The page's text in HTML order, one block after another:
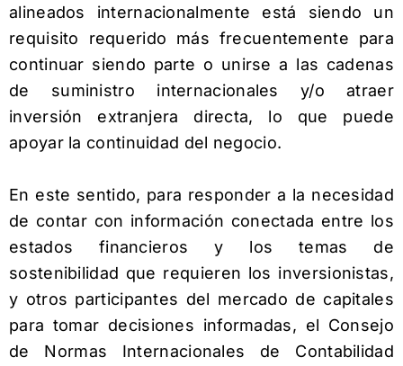
alineados internacionalmente está siendo un
requisito requerido más frecuentemente para
continuar siendo parte o unirse a las cadenas
de suministro internacionales y/o atraer
inversión extranjera directa, lo que puede
apoyar la continuidad del negocio.
En este sentido, para responder a la necesidad
de contar con información conectada entre los
estados financieros y los temas de
sostenibilidad que requieren los inversionistas,
y otros participantes del mercado de capitales
para tomar decisiones informadas, el Consejo
de Normas Internacionales de Contabilidad